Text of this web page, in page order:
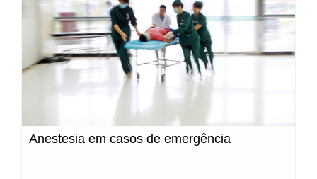
Anestesia em casos de emergência